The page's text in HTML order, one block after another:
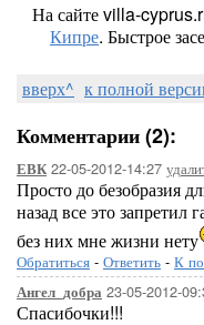
На сайте villa-
Кипре. Быстрое
вверх^ к полной
Комментарии (2):
ЕВК22-05-2012-14:27
Просто до безобразия
назад все это запретил
без них мне жизни нету
Обратиться - Ответить - К
Ангел_добра 23-05-2012-
Спасибочки!!!